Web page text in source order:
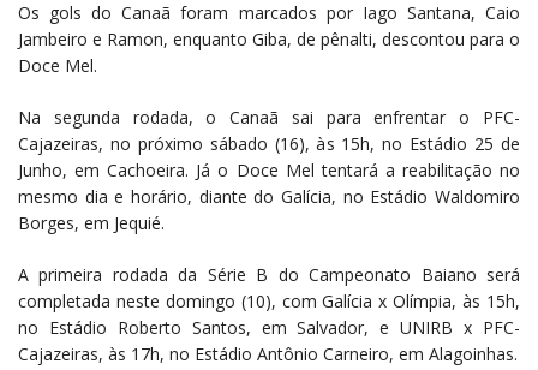
Os gols do Canaã foram marcados por Iago Santana, Caio
Jambeiro e Ramon, enquanto Giba, de pênalti, descontou para o
Doce Mel.
Na segunda rodada, o Canaã sai para enfrentar o PFC-
Cajazeiras, no próximo sábado (16), às 15h, no Estádio 25 de
Junho, em Cachoeira. Já o Doce Mel tentará a reabilitação no
mesmo dia e horário, diante do Galícia, no Estádio Waldomiro
Borges, em Jequié.
A primeira rodada da Série B do Campeonato Baiano será
completada neste domingo (10), com Galícia x Olímpia, às 15h,
no Estádio Roberto Santos, em Salvador, e UNIRB x PFC-
Cajazeiras, às 17h, no Estádio Antônio Carneiro, em Alagoinhas.